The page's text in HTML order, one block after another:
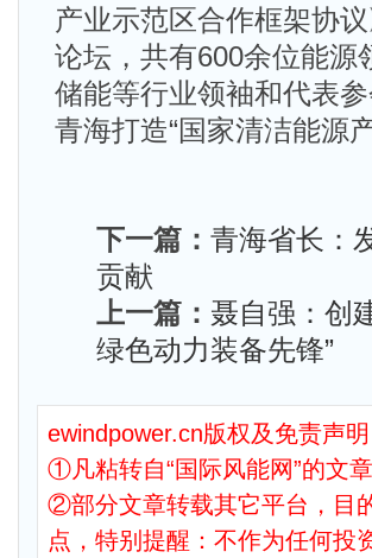
产业示范区合作框架协
论坛，共有600余位能源
储能等行业领袖和代表
青海打造“国家清洁能源
下一篇： 青海省长：
贡献
上一篇： 聂自强：创
绿色动力装备先锋”
ewindpower.cn版权及免责声明
①凡粘转自“国际风能网”的文
②部分文章转载其它平台，目
点，特别提醒：不作为任何投